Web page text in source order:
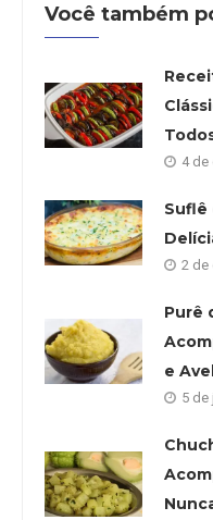
Você também
4 de
Suflê
2 de
Purê
e
5 de